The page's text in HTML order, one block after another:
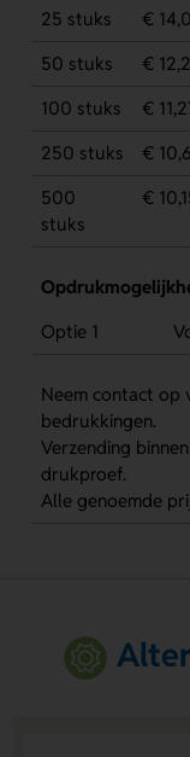
25 stuks €
50 stuks
€
100 stuks
€
250 stuks
€
500
stuks
€
Optie 1
Neem contact op
bedrukkingen.
Verzending
drukproef.
Alle genoemde